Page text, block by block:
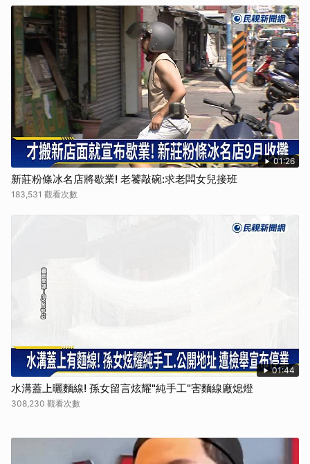
01:26
新莊粉條冰名店將歇業! 老饕敲碗:求老闆女兒接班
183,531 觀看次數
01:44
水溝蓋上曬麵線! 孫女留言炫耀"純手工"害麵線廠熄燈
308,230 觀看次數